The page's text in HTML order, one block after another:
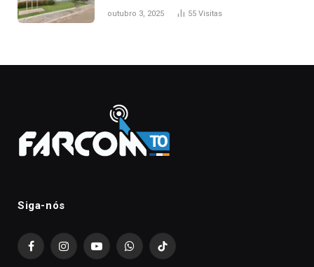
nascimento da filha
outubro 3, 2025 55 Visitas
Siga-nós
FacebookInstagramYouTubeWhatsAppTikTok